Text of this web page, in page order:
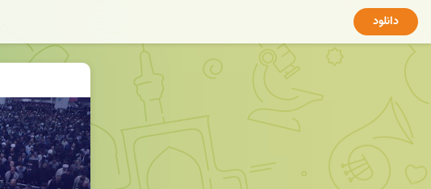
دانلود